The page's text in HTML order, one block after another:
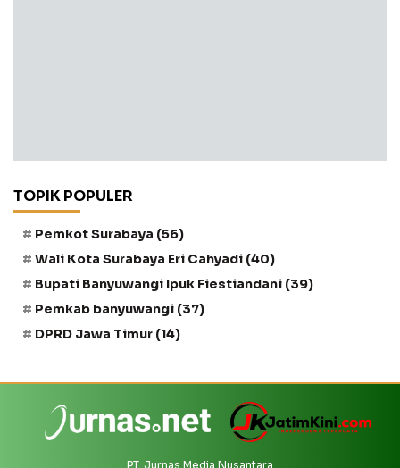
TOPIK POPULER
Pemkot Surabaya (56)
Wali Kota Surabaya Eri Cahyadi (40)
Bupati Banyuwangi Ipuk Fiestiandani (39)
Pemkab banyuwangi (37)
DPRD Jawa Timur (14)
PT. Jurnas Media Nusantara